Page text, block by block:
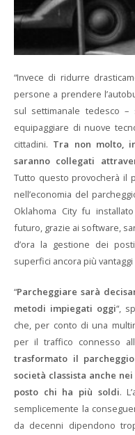
“Invece di ridurre
persone a prendere
sul settimanale tedesco –
equipaggiare di nuove
cittadini. Tra non molto,
saranno collegati
Tutto questo provocherà il
nell’economia del
Oklahoma City fu
futuro, grazie ai software,
d’ora la gestione dei
superfici ancora più
“Parcheggiare sarà
metodi impiegati oggi“,
che, per conto di una
per il traffico connesso
trasformato il
società classista anche
posto chi ha più soldi.
semplicemente la
da decenni dipendono